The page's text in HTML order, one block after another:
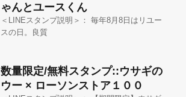
ゃんとユースくん
＜LINEスタンプ説明＞： 毎年8月8日はリユー
スの日。良質
数量限定/無料スタンプ::ウサギの
ウー × ローソンストア１００